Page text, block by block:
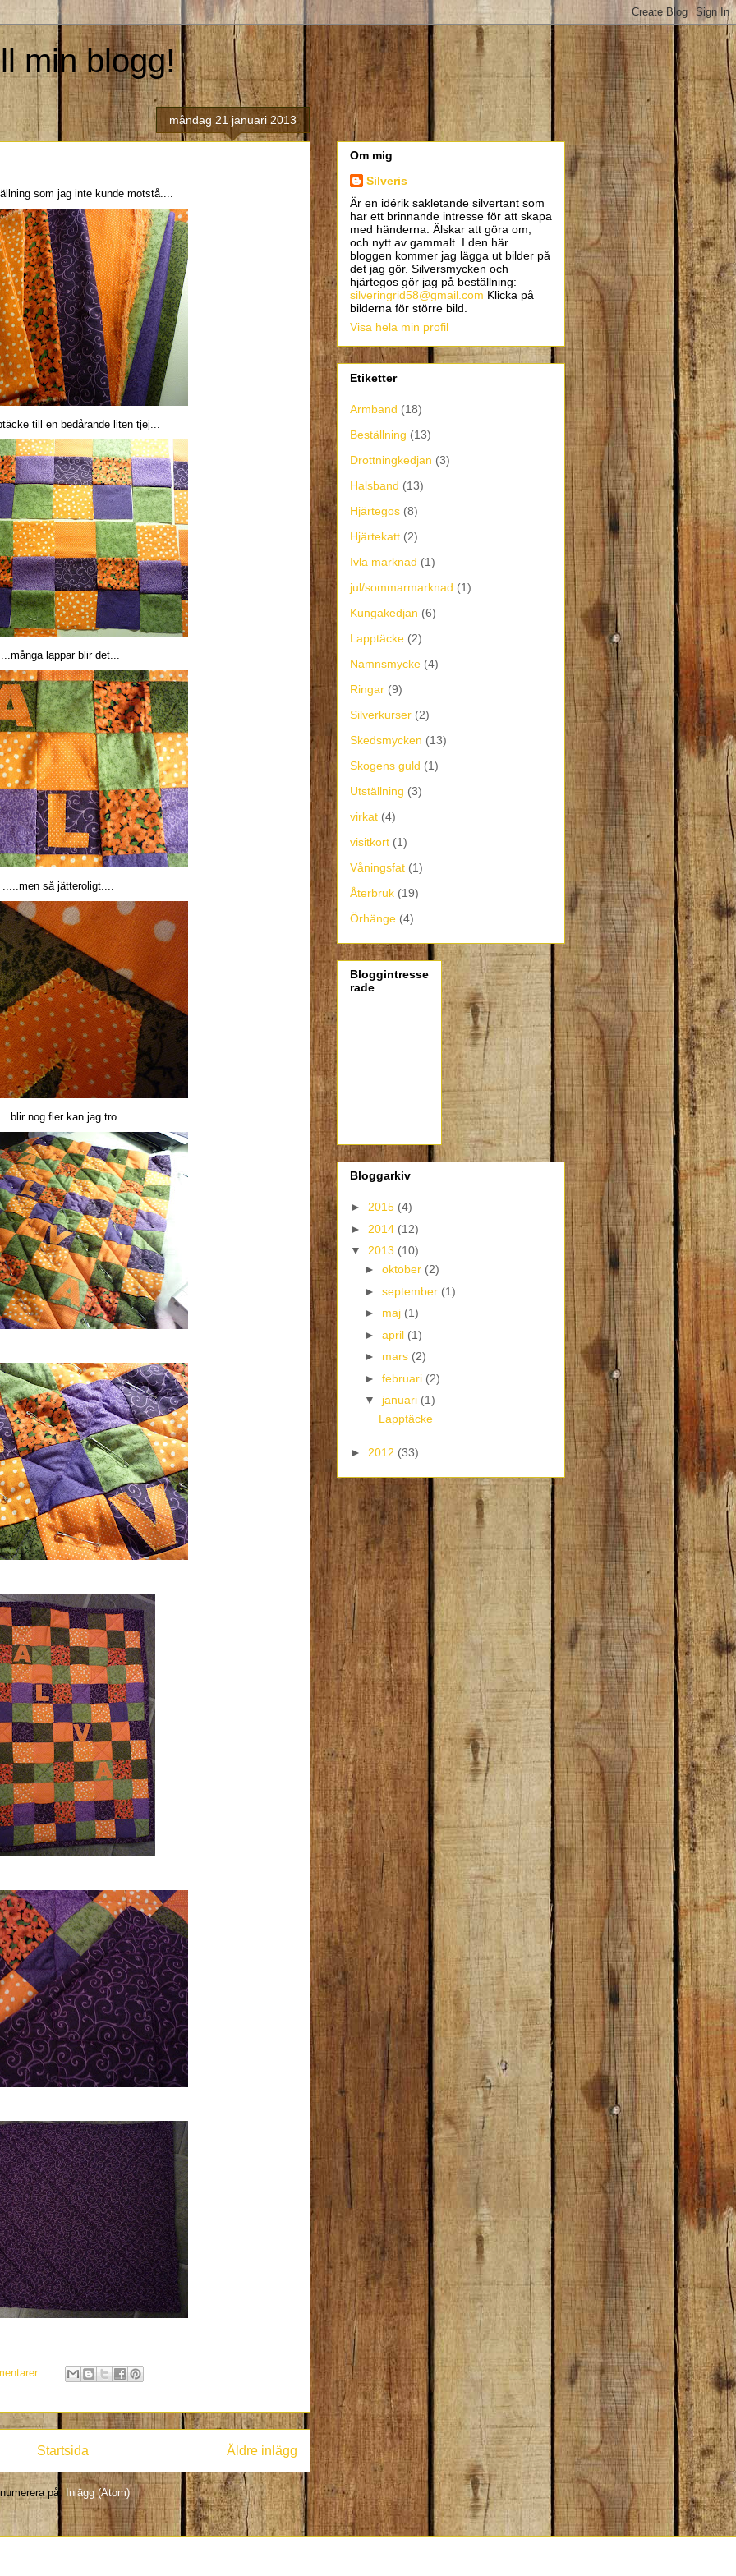
min blogg!
måndag 21 januari 2013
som jag inte kunde motstå....
till en bedårande liten tjej...
lappar blir det...
.....men så jätteroligt....
nog fler kan jag tro.
Äldre inlägg
Startsida
på: Inlägg (Atom)
Om mig
Silveris
Är en idérik sakletande silvertant som
har ett brinnande intresse för att skapa
med händerna. Älskar att göra om,
och nytt av gammalt. I den här
bloggen kommer jag lägga ut bilder på
det jag gör. Silversmycken och
hjärtegos gör jag på beställning:
silveringrid58@gmail.com Klicka på
bilderna för större bild.
Visa hela min profil
Etiketter
Armband (18)
Beställning (13)
Drottningkedjan (3)
Halsband (13)
Hjärtegos (8)
Hjärtekatt (2)
Ivla marknad (1)
jul/sommarmarknad (1)
Kungakedjan (6)
Lapptäcke (2)
Namnsmycke (4)
Ringar (9)
Silverkurser (2)
Skedsmycken (13)
Skogens guld (1)
Utställning (3)
virkat (4)
visitkort (1)
Våningsfat (1)
Återbruk (19)
Örhänge (4)
Bloggintresse
rade
Bloggarkiv
► 2015 (4)
► 2014 (12)
▼ 2013 (10)
► oktober (2)
► september (1)
► maj (1)
► april (1)
► mars (2)
► februari (2)
▼ januari (1)
Lapptäcke
► 2012 (33)